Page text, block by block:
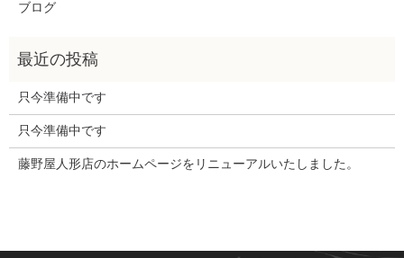
ブログ
只今準備中です
只今準備中です
藤野屋人形店のホームページをリニューアルいたしました。